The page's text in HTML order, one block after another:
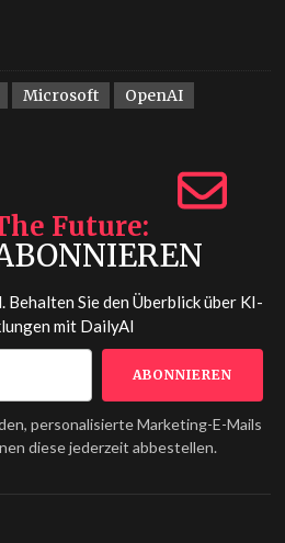
Microsoft
OpenAI
Future
Behalten Sie den Überblick über KI-
mit DailyAI
personalisierte Marketing-E-Mails
diese jederzeit abbestellen.